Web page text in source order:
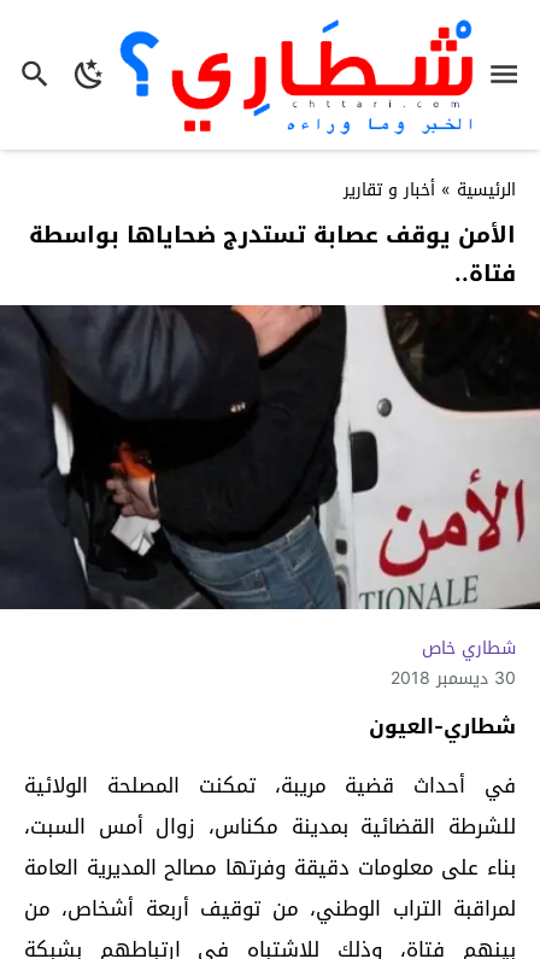
الرئيسية » أخبار و تقارير
الأمن يوقف عصابة تستدرج ضحاياها بواسطة
فتاة..
شطاري خاص
30 ديسمبر 2018
شطاري-العيون
في أحداث قضية مريبة، تمكنت المصلحة الولائية
للشرطة القضائية بمدينة مكناس، زوال أمس السبت،
بناء على معلومات دقيقة وفرتها مصالح المديرية العامة
لمراقبة التراب الوطني، من توقيف أربعة أشخاص، من
بينهم فتاة، وذلك للاشتباه في ارتباطهم بشبكة